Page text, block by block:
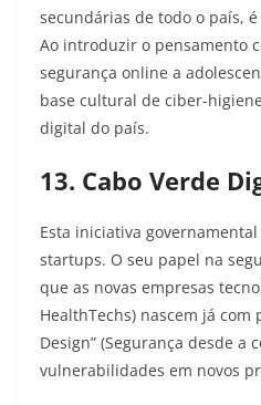
secundárias de todo o país,
Ao introduzir o pensamento
segurança online a
base cultural de ciber-
digital do país.
13. Cabo Verde
Esta iniciativa
startups. O seu papel na
que as novas empresas
HealthTechs) nascem já
Design” (Segurança desde a
vulnerabilidades em novos